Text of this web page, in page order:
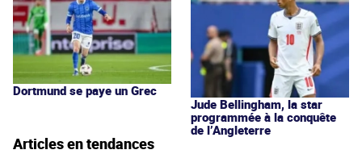
Dortmund se paye un Grec
Jude Bellingham, la star
programmée à la conquête
de l’Angleterre
Articles en tendances